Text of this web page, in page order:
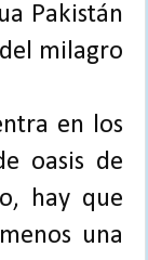
Pakistán
milagro
en los
oasis de
hay que
una